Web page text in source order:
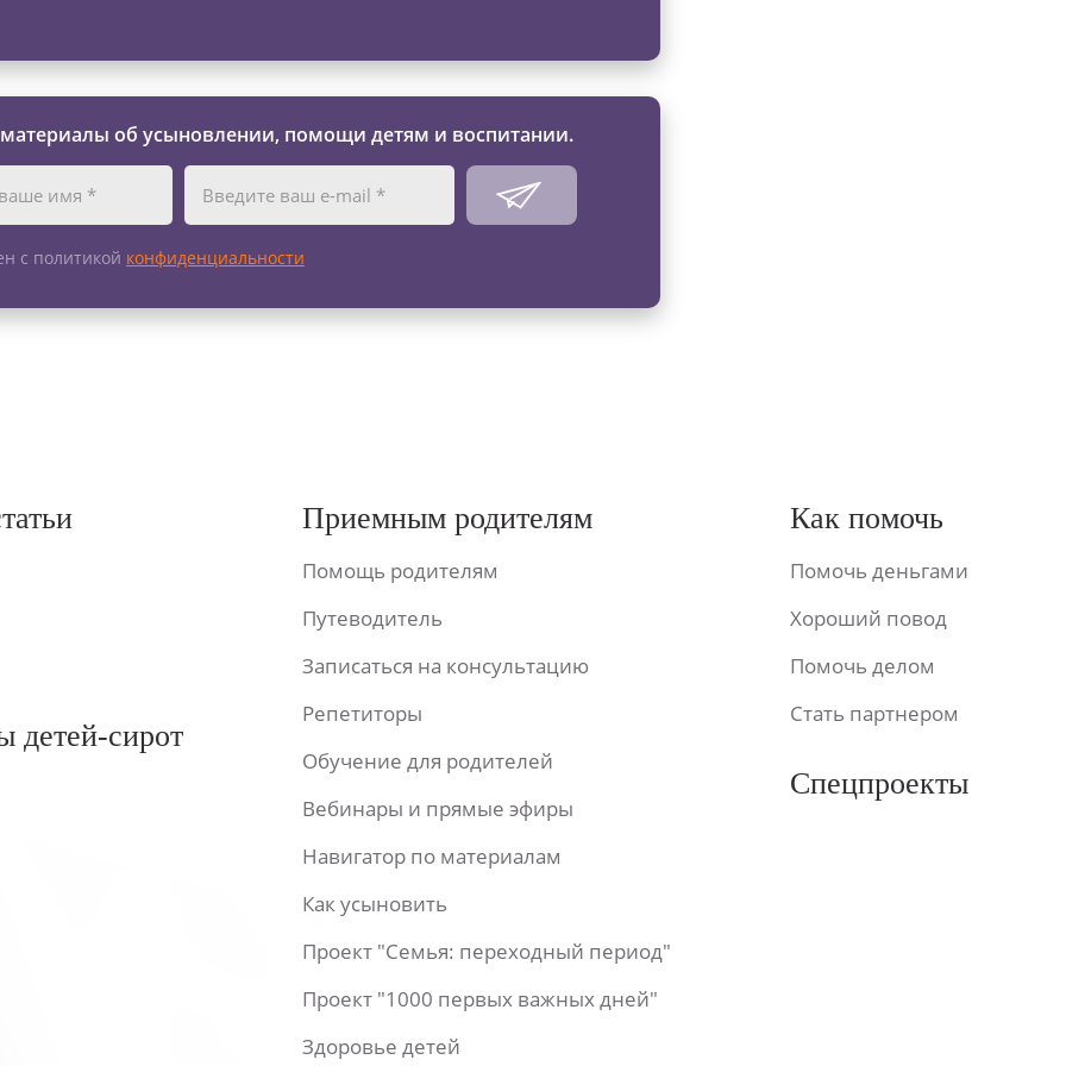
об усыновлении, помощи детям и воспитании.
с политикой конфиденциальности
детей-сирот
Приемным родителям
Помощь родителям
Путеводитель
Записаться на консультацию
Репетиторы
Обучение для родителей
Вебинары и прямые эфиры
Навигатор по материалам
Как усыновить
Проект "Семья: переходный период"
Проект "1000 первых важных дней"
Здоровье детей
Как помочь
Помочь деньгами
Хороший повод
Помочь делом
Стать партнером
Спецпроекты